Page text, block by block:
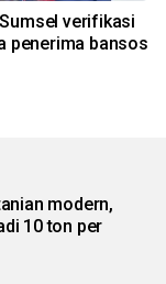
verifikasi
penerima bansos
modern,
10 ton per